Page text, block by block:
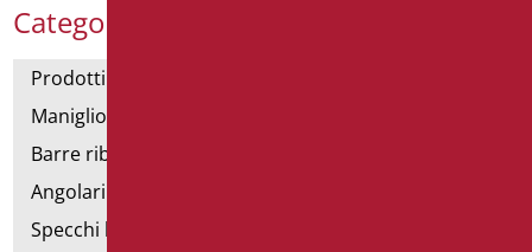
Categorie Prodotti
Prodotti con dichiarazione CAM
Maniglioni di sostegno
Barre ribaltabili e fisse
Angolari doccia e vasca
Specchi bagno